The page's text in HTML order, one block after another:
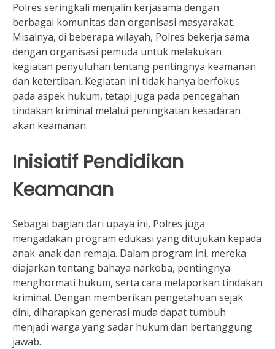
Polres seringkali menjalin kerjasama dengan
berbagai komunitas dan organisasi masyarakat.
Misalnya, di beberapa wilayah, Polres bekerja sama
dengan organisasi pemuda untuk melakukan
kegiatan penyuluhan tentang pentingnya keamanan
dan ketertiban. Kegiatan ini tidak hanya berfokus
pada aspek hukum, tetapi juga pada pencegahan
tindakan kriminal melalui peningkatan kesadaran
akan keamanan.
Inisiatif Pendidikan
Keamanan
Sebagai bagian dari upaya ini, Polres juga
mengadakan program edukasi yang ditujukan kepada
anak-anak dan remaja. Dalam program ini, mereka
diajarkan tentang bahaya narkoba, pentingnya
menghormati hukum, serta cara melaporkan tindakan
kriminal. Dengan memberikan pengetahuan sejak
dini, diharapkan generasi muda dapat tumbuh
menjadi warga yang sadar hukum dan bertanggung
jawab.